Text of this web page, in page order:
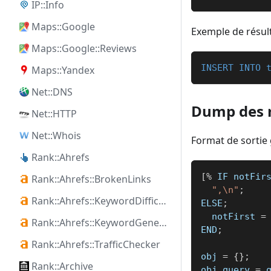
IP::Info
Maps::Google
Maps::Google::Reviews
Maps::Yandex
Net::DNS
Net::HTTP
Net::Whois
Rank::Ahrefs
Rank::Ahrefs::BrokenLinks
Rank::Ahrefs::KeywordDifficulty
Rank::Ahrefs::KeywordGenerator
Rank::Ahrefs::TrafficChecker
Rank::Archive
Exemple de
INSERT INTO
Dump des
Format de sortie
[% IF
",\n" ;
ELSE ;
  notFirst
=
END ;
obj = {} ;